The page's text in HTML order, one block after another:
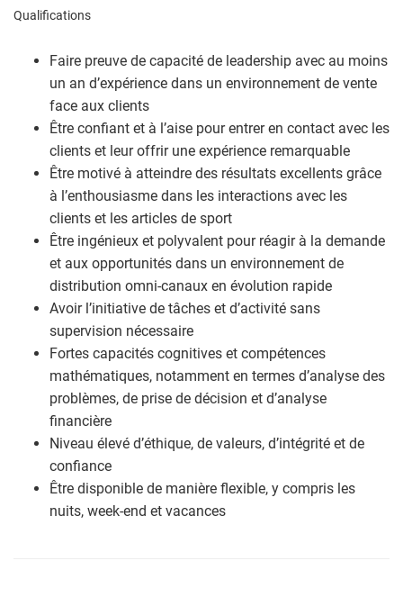
Qualifications
Faire preuve de capacité de leadership avec au moins
un an d’expérience dans un environnement de vente
face aux clients
Être confiant et à l’aise pour entrer en contact avec les
clients et leur offrir une expérience remarquable
Être motivé à atteindre des résultats excellents grâce
à l’enthousiasme dans les interactions avec les
clients et les articles de sport
Être ingénieux et polyvalent pour réagir à la demande
et aux opportunités dans un environnement de
distribution omni-canaux en évolution rapide
Avoir l’initiative de tâches et d’activité sans
supervision nécessaire
Fortes capacités cognitives et compétences
mathématiques, notamment en termes d’analyse des
problèmes, de prise de décision et d’analyse
financière
Niveau élevé d’éthique, de valeurs, d’intégrité et de
confiance
Être disponible de manière flexible, y compris les
nuits, week-end et vacances